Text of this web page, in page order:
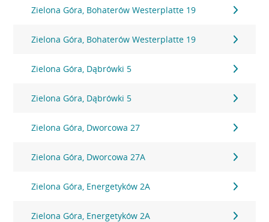
Zielona Góra, Bohaterów Westerplatte 19
Zielona Góra, Bohaterów Westerplatte 19
Zielona Góra, Dąbrówki 5
Zielona Góra, Dąbrówki 5
Zielona Góra, Dworcowa 27
Zielona Góra, Dworcowa 27A
Zielona Góra, Energetyków 2A
Zielona Góra, Energetyków 2A